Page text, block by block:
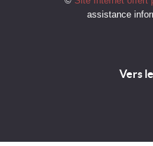
assistance
Vers